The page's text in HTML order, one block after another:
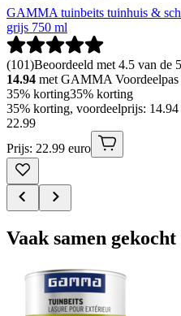
GAMMA tuinbeits tuinhuis &
grijs 750 ml
(101)Beoordeeld met 4.5 van de
14.94 met GAMMA Voordeelpas
35% korting35% korting
35% korting, voordeelprijs:
22.99
Prijs: 22.99 euro
Vaak samen gekocht